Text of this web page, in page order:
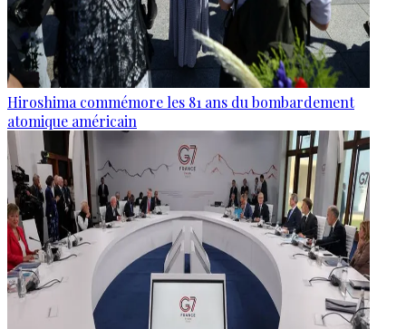
Hiroshima commémore les 81 ans du bombardement
atomique américain